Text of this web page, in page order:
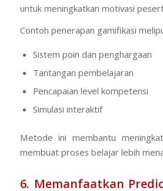
untuk meningkatkan motivasi
Contoh penerapan gamifikasi
Sistem poin dan penghargaan
Tantangan pembelajaran
Pencapaian level kompetensi
Simulasi interaktif
Metode ini membantu
membuat proses belajar lebih
6. Memanfaatkan